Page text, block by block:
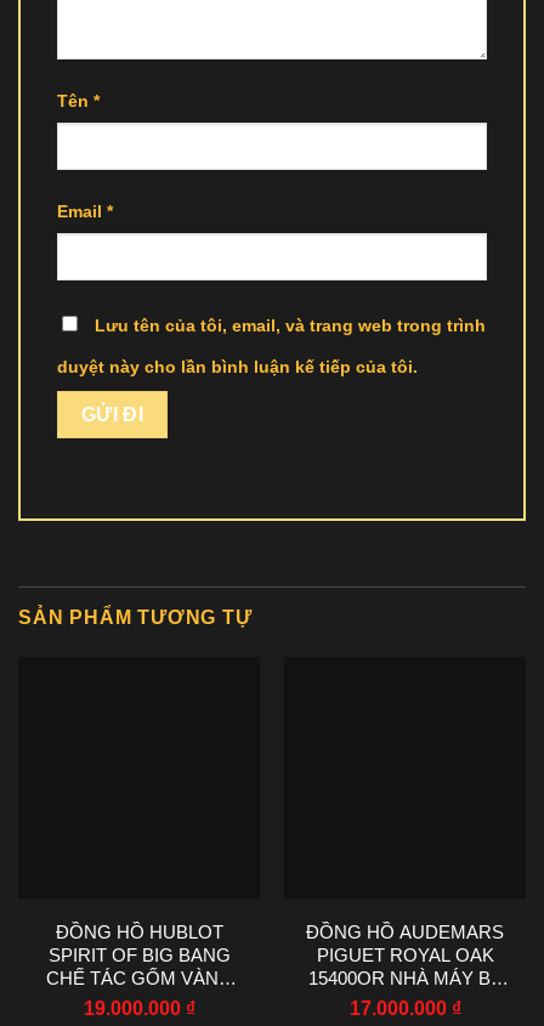
Tên *
Email *
Lưu tên của tôi, email, và trang web trong trình
duyệt này cho lần bình luận kế tiếp của tôi.
SẢN PHẨM TƯƠNG TỰ
ĐỒNG HỒ HUBLOT
SPIRIT OF BIG BANG
CHẾ TÁC GỐM VÀNG
NHÀ MÁY AAA 42MM
19.000.000 ₫
ĐỒNG HỒ AUDEMARS
PIGUET ROYAL OAK
15400OR NHÀ MÁY BF
V4 CHẾ TÁC 41MM
17.000.000 ₫